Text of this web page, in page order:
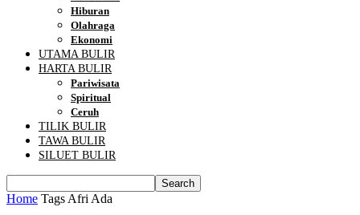
Hiburan
Olahraga
Ekonomi
UTAMA BULIR
HARTA BULIR
Pariwisata
Spiritual
Ceruh
TILIK BULIR
TAWA BULIR
SILUET BULIR
Home Tags Afri Ada